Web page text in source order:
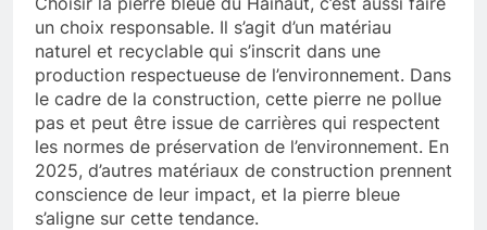
un choix responsable. Il s’agit d’un matériau
naturel et recyclable qui s’inscrit dans une
production respectueuse de l’environnement. Dans
le cadre de la construction, cette pierre ne pollue
pas et peut être issue de carrières qui respectent
les normes de préservation de l’environnement. En
2025, d’autres matériaux de construction prennent
conscience de leur impact, et la pierre bleue
s’aligne sur cette tendance.